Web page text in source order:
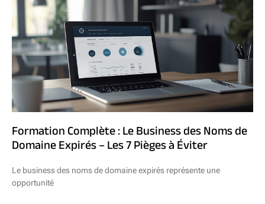
Formation Complète : Le Business des Noms de
Domaine Expirés – Les 7 Pièges à Éviter
Le business des noms de domaine expirés représente une
opportunité